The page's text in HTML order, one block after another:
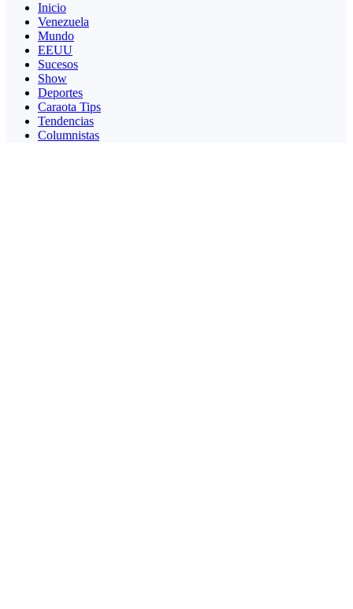
Inicio
Venezuela
Mundo
EEUU
Sucesos
Show
Deportes
Caraota Tips
Tendencias
Columnistas